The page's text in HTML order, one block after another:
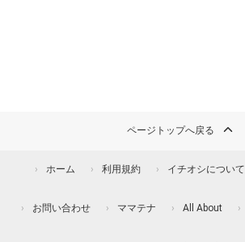
ページトップへ戻る
ホーム 利用規約 イチオシについて
お問い合わせ ママテナ All About